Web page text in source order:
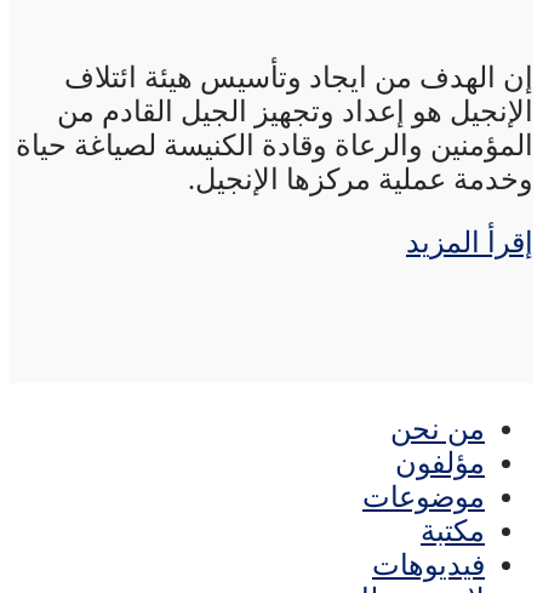
إن الهدف من ايجاد وتأسيس هيئة ائتلاف
الإنجيل هو إعداد وتجهيز الجيل القادم من
المؤمنين والرعاة وقادة الكنيسة لصياغة حياة
وخدمة عملية مركزها الإنجيل.
إقرأ المزيد
من نحن
مؤلفون
موضوعات
مكتبة
فيديوهات